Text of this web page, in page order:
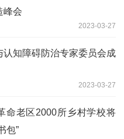
峰会
2023-03-27
认知障碍防治专家委员会成
2023-03-27
命老区2000所乡村学校将
包”